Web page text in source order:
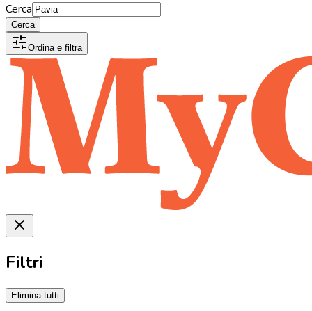
Cerca
Cerca
Ordina e filtra
Filtri
Elimina tutti